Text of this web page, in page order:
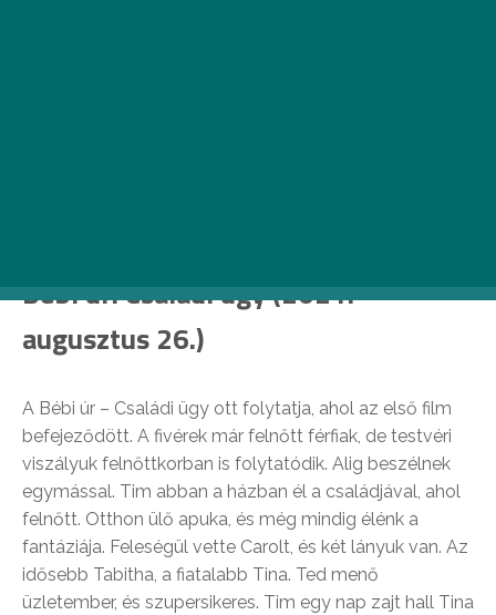
Bébi úr: Családi ügy (2021.
augusztus 26.)
A Bébi úr – Családi ügy ott folytatja, ahol az első film
befejeződött. A fivérek már felnőtt férfiak, de testvéri
viszályuk felnőttkorban is folytatódik. Alig beszélnek
egymással. Tim abban a házban él a családjával, ahol
felnőtt. Otthon ülő apuka, és még mindig élénk a
fantáziája. Feleségül vette Carolt, és két lányuk van. Az
idősebb Tabitha, a fiatalabb Tina. Ted menő
üzletember, és szupersikeres. Tim egy nap zajt hall Tina